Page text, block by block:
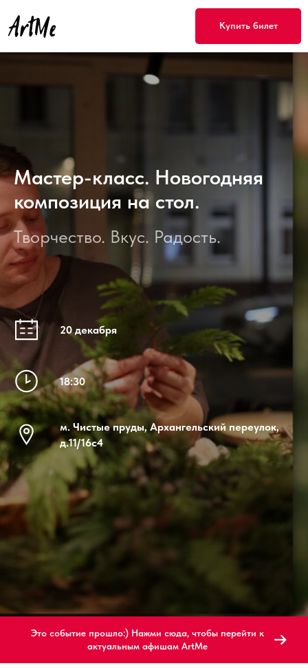
Купить билет
Мастер-класс. Новогодняя
композиция на стол.
Творчество. Вкус. Радость.
20 декабря
18:30
м. Чистые пруды, Архангельский переулок,
д.11/16с4
Это событие прошло:) Нажми сюда, чтобы перейти к
актуальным афишам ArtMe